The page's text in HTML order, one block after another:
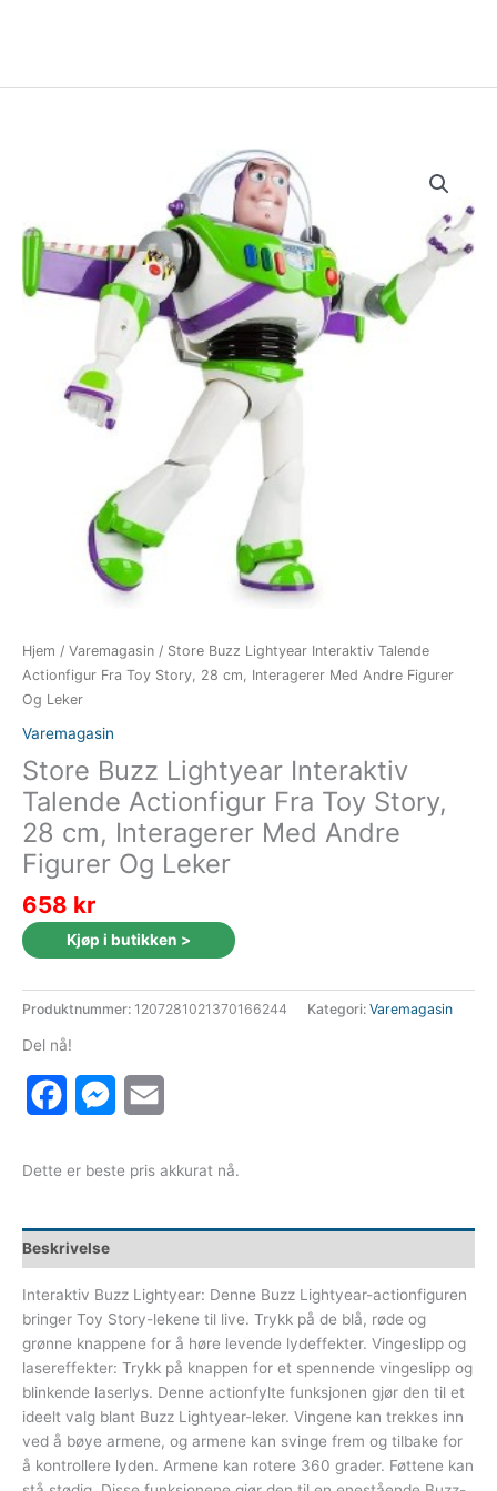
Hjem / Varemagasin / Store Buzz Lightyear Interaktiv Talende
Actionfigur Fra Toy Story, 28 cm, Interagerer Med Andre Figurer
Og Leker
Varemagasin
Store Buzz Lightyear Interaktiv
Talende Actionfigur Fra Toy Story,
28 cm, Interagerer Med Andre
Figurer Og Leker
658 kr
Kjøp i butikken >
Produktnummer: 1207281021370166244 Kategori: Varemagasin
Del nå!
FacebookMessenger
Dette er beste pris akkurat nå.
Beskrivelse
Interaktiv Buzz Lightyear: Denne Buzz Lightyear-actionfiguren
bringer Toy Story-lekene til live. Trykk på de blå, røde og
grønne knappene for å høre levende lydeffekter. Vingeslipp og
lasereffekter: Trykk på knappen for et spennende vingeslipp og
blinkende laserlys. Denne actionfylte funksjonen gjør den til et
ideelt valg blant Buzz Lightyear-leker. Vingene kan trekkes inn
ved å bøye armene, og armene kan svinge frem og tilbake for
å kontrollere lyden. Armene kan rotere 360 grader. Føttene kan